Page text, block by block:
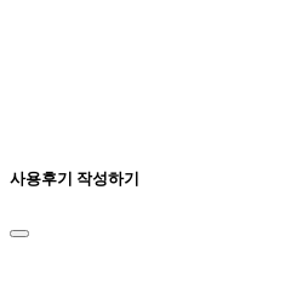
사용후기 작성하기